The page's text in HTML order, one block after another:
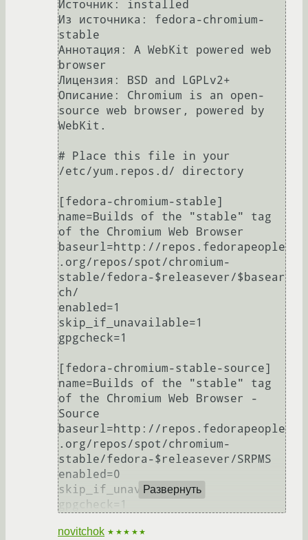
Источник: installed
Из источника: fedora-chromium-
stable
Аннотация: A WebKit powered web
browser
Лицензия: BSD and LGPLv2+
Описание: Chromium is an open-
source web browser, powered by
WebKit.
# Place this file in your
/etc/yum.repos.d/ directory
[fedora-chromium-stable]
name=Builds of the "stable" tag
of the Chromium Web Browser
baseurl=http://repos.fedorapeople
.org/repos/spot/chromium-
stable/fedora-$releasever/$basear
ch/
enabled=1
skip_if_unavailable=1
gpgcheck=1
[fedora-chromium-stable-source]
name=Builds of the "stable" tag
of the Chromium Web Browser -
Source
baseurl=http://repos.fedorapeople
.org/repos/spot/chromium-
stable/fedora-$releasever/SRPMS
enabled=0
skip_if_unavailable=1
Развернуть
novitchok ★★★★★